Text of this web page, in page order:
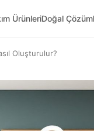
ÜrünleriDoğal
Oluşturulur?